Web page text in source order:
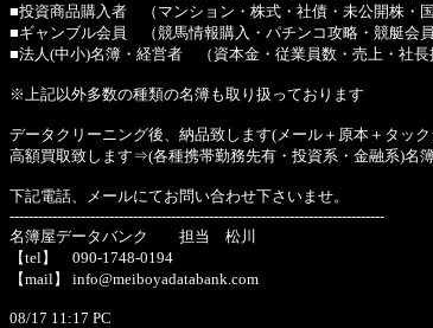
■投資商品購入者 （マンション・株式・社債・未公開株・国
■ギャンブル会員 （競馬情報購入・パチンコ攻略・競艇会員
■法人(中小)名簿・経営者 （資本金・従業員数・売上・社長
※上記以外多数の種類の名簿も取り扱っております
データクリーニング後、納品致します(メール＋原本＋タッ
高額買取致します⇒(各種携帯勤務先有・投資系・金融系)名
下記電話、メールにてお問い合わせ下さいませ。
-------------------------------------------------------------------------------
名簿屋データバンク 担当 松川
【tel】 090-1748-0194
【mail】 info@meiboyadatabank.com
08/17 11:17 PC